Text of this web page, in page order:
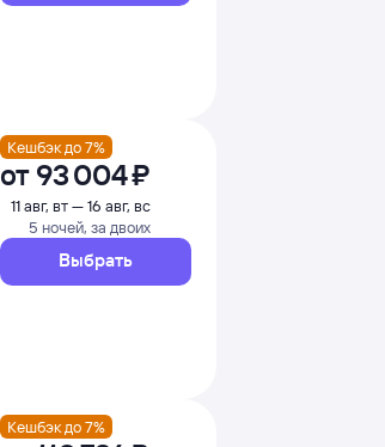
Кешбэк до 7%
от 93 ⁠004 ⁠₽
11 авг, вт — 16 авг, вс
5 ночей, за двоих
Выбрать
Кешбэк до 7%